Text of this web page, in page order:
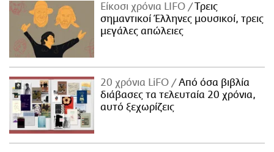
Είκοσι χρόνια LIFO
Tρεις
σημαντικοί Έλληνες μουσικοί, τρεις
μεγάλες απώλειες
20 χρόνια LiFO
Από όσα βιβλία
διάβασες τα τελευταία 20 χρόνια,
αυτό ξεχωρίζεις